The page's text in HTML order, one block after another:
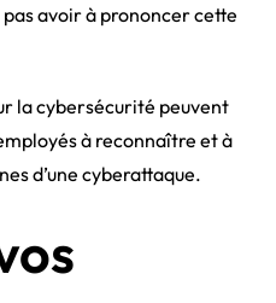
avoir à prononcer cette
la cybersécurité peuvent
à reconnaître et à
d’une cyberattaque.